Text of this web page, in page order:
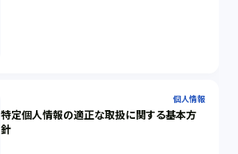
個人情報
特定個人情報の適正な取扱に関する基本方
針